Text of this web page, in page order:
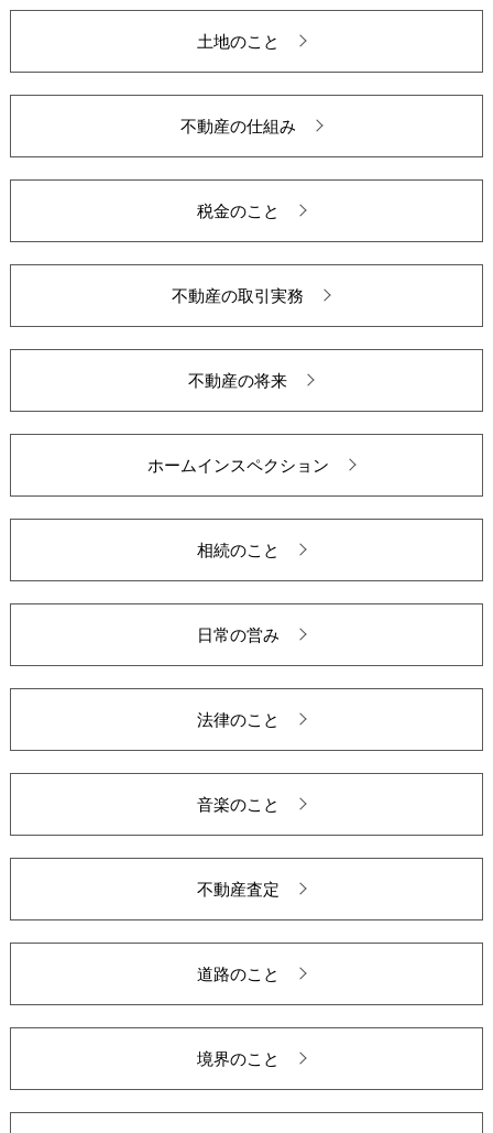
土地のこと
不動産の仕組み
税金のこと
不動産の取引実務
不動産の将来
ホームインスペクション
相続のこと
日常の営み
法律のこと
音楽のこと
不動産査定
道路のこと
境界のこと